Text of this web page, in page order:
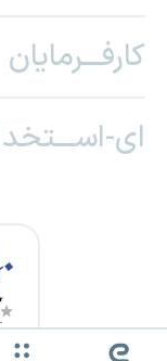
کارفـــرمایان
ای-